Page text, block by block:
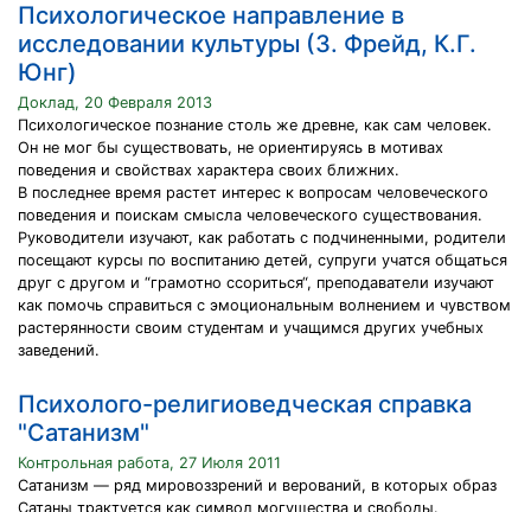
Психологическое направление в
исследовании культуры (З. Фрейд, К.Г.
Юнг)
Доклад, 20 Февраля 2013
Психологическое познание столь же древне, как сам человек.
Он не мог бы существовать, не ориентируясь в мотивах
поведения и свойствах характера своих ближних.
В последнее время растет интерес к вопросам человеческого
поведения и поискам смысла человеческого существования.
Руководители изучают, как работать с подчиненными, родители
посещают курсы по воспитанию детей, супруги учатся общаться
друг с другом и “грамотно ссориться“, преподаватели изучают
как помочь справиться с эмоциональным волнением и чувством
растерянности своим студентам и учащимся других учебных
заведений.
Психолого-религиоведческая справка
"Сатанизм"
Контрольная работа, 27 Июля 2011
Сатанизм — ряд мировоззрений и верований, в которых образ
Сатаны трактуется как символ могущества и свободы.